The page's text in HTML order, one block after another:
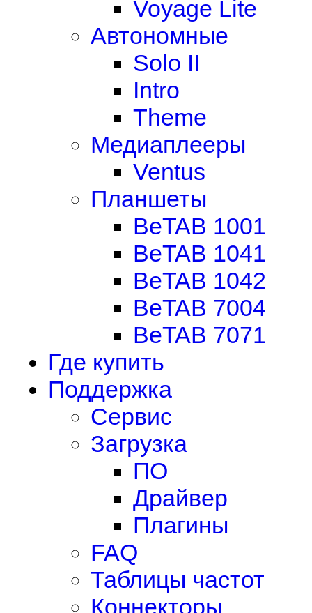
Voyage Lite
Автономные
Solo II
Intro
Theme
Медиаплееры
Ventus
Планшеты
BeTAB 1001
BeTAB 1041
BeTAB 1042
BeTAB 7004
BeTAB 7071
Где купить
Поддержка
Сервис
Загрузка
ПО
Драйвер
Плагины
FAQ
Таблицы частот
Коннекторы